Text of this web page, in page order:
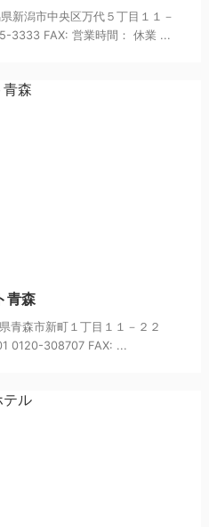
新潟市中央区万代５丁目１１－
3333 FAX: 営業時間： 休業 ...
青森
青森市新町１丁目１１－２２
0120-308707 FAX: ...